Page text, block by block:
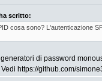
scritto:
cosa sono? L'autenticazione
di password
https://github.com/